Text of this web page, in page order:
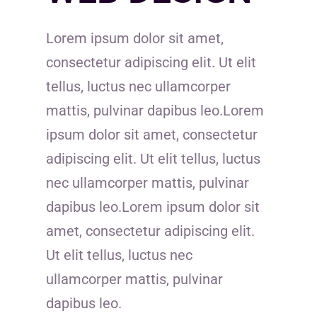
Lorem ipsum dolor sit amet,
consectetur adipiscing elit. Ut elit
tellus, luctus nec ullamcorper
mattis, pulvinar dapibus leo.Lorem
ipsum dolor sit amet, consectetur
adipiscing elit. Ut elit tellus, luctus
nec ullamcorper mattis, pulvinar
dapibus leo.Lorem ipsum dolor sit
amet, consectetur adipiscing elit.
Ut elit tellus, luctus nec
ullamcorper mattis, pulvinar
dapibus leo.